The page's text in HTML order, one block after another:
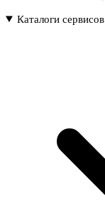
Каталоги сервисов